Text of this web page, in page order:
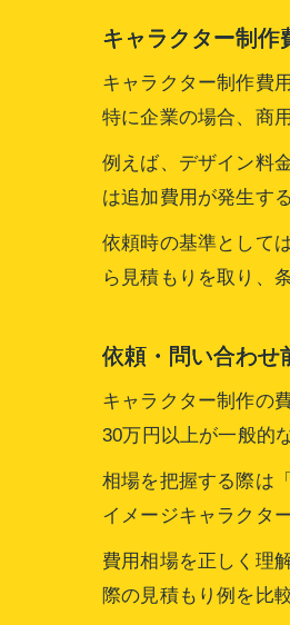
キャラクター制作
キャラクター制作費
特に企業の場合、商
例えば、デザイン料
は追加費用が発生す
依頼時の基準として
ら見積もりを取り、
依頼・問い合わせ
キャラクター制作の
30万円以上が一般的
相場を把握する際は
イメージキャラクタ
費用相場を正しく理
際の見積もり例を比